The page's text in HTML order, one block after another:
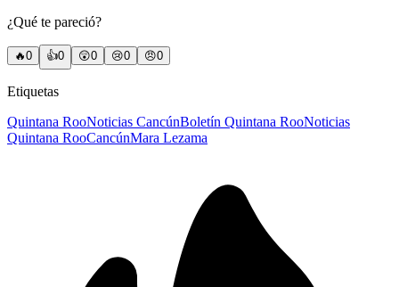
¿Qué te pareció?
🔥0 👍0 😲0 😢0 😠0
Etiquetas
Quintana RooNoticias CancúnBoletín Quintana RooNoticias
Quintana RooCancúnMara Lezama